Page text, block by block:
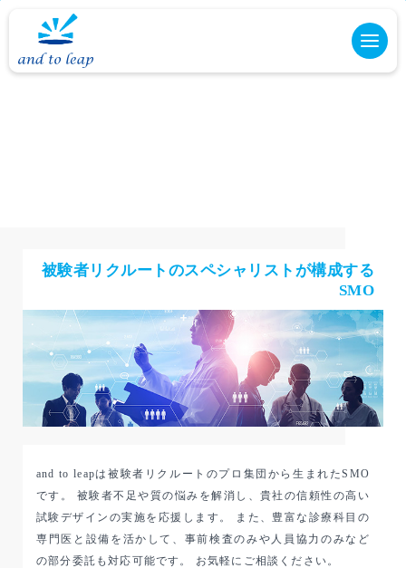
and to leapは被験者リクルートのプロ集団から生まれたSMO
です。 被験者不足や質の悩みを解消し、貴社の信頼性の高い
試験デザインの実施を応援します。 また、豊富な診療科目の
専門医と設備を活かして、事前検査のみや人員協力のみなど
の部分委託も対応可能です。 お気軽にご相談ください。
被験者リクルートのスペシャリストが構成する
SMO